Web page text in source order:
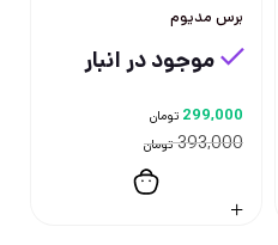
برس مدیوم
موجود در انبار
393,000 تومان
299,000 تومان